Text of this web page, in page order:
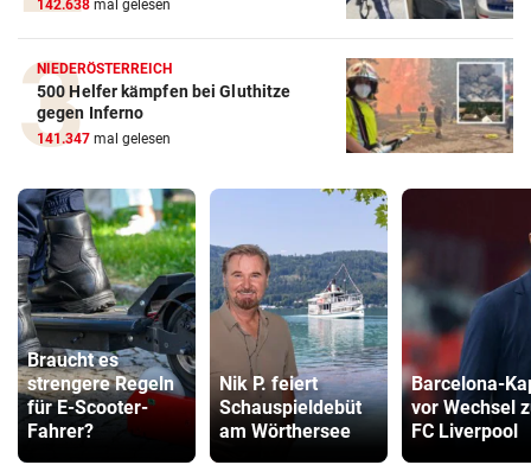
142.638 mal gelesen
NIEDERÖSTERREICH
500 Helfer kämpfen bei Gluthitze
gegen Inferno
141.347 mal gelesen
Braucht es
strengere Regeln
für E-Scooter-
Fahrer?
Nik P. feiert
Schauspieldebüt
am Wörthersee
Barcelona-
vor Wechsel
FC Liverpool